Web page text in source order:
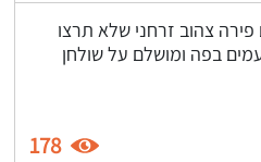
צהוב זרחני שלא תרצו
בפה ומושלם על שולחן
178